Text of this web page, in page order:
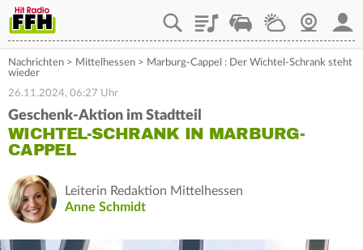
PlaylistStaupilotWetterWebcam
Nachrichten > Mittelhessen > Marburg-Cappel : Der Wichtel-Schrank steht
wieder
26.11.2024, 06:27 Uhr
Geschenk-Aktion im Stadtteil
WICHTEL-SCHRANK IN MARBURG-
CAPPEL
Leiterin Redaktion Mittelhessen
Anne Schmidt